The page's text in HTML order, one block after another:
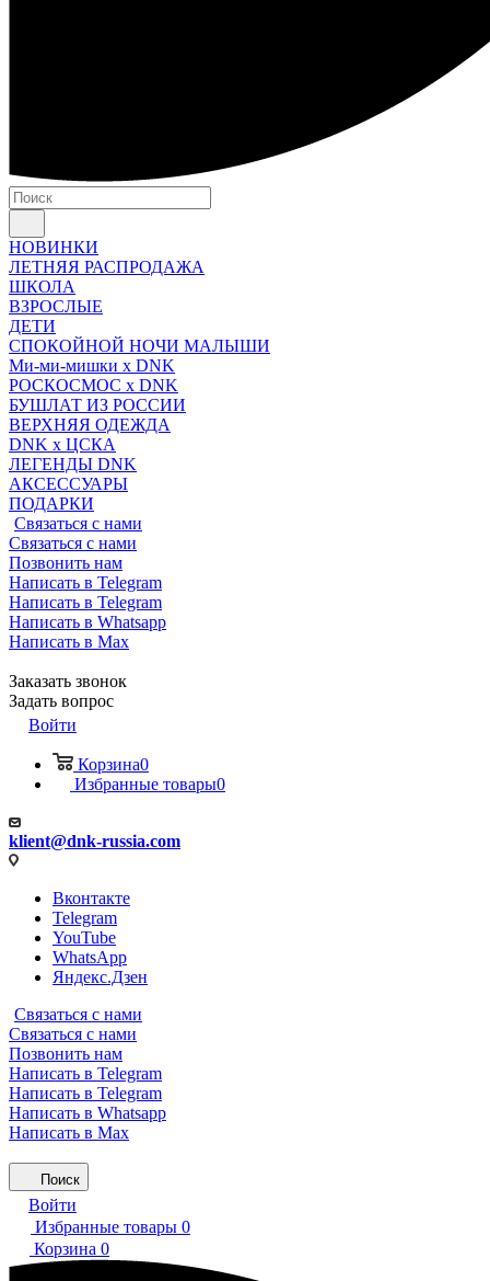
НОВИНКИ
ЛЕТНЯЯ РАСПРОДАЖА
ШКОЛА
ВЗРОСЛЫЕ
ДЕТИ
СПОКОЙНОЙ НОЧИ МАЛЫШИ
Ми-ми-мишки x DNK
РОСКОСМОС x DNK
БУШЛАТ ИЗ РОССИИ
ВЕРХНЯЯ ОДЕЖДА
DNK x ЦСКА
ЛЕГЕНДЫ DNK
АКСЕССУАРЫ
ПОДАРКИ
Связаться с нами
Связаться с нами
Позвонить нам
Написать в Telegram
Написать в Telegram
Написать в Whatsapp
Написать в Max
Заказать звонок
Задать вопрос
Войти
Корзина0
Избранные товары0
klient@dnk-russia.com
Вконтакте
Telegram
YouTube
WhatsApp
Яндекс.Дзен
Связаться с нами
Связаться с нами
Позвонить нам
Написать в Telegram
Написать в Telegram
Написать в Whatsapp
Написать в Max
Поиск
Войти
Избранные товары 0
Корзина 0